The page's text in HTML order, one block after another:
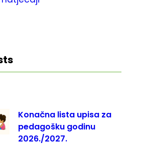
Konačna lista upisa za
pedagošku godinu
2026./2027.